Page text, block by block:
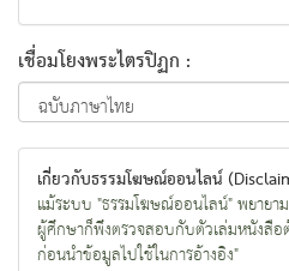
เชื่อมโยงพระไตรปิฏก :
เกี่ยวกับธรรมโฆษณ์ออนไลน์
แม้ระบบ "ธรรมโฆษณ์ออนไลน์" พยาย
ผู้ศึกษาก็พึงตรวจสอบกับตัวเล่มหนังสื
ก่อนนำข้อมูลไปใช้ในการอ้างอิง"